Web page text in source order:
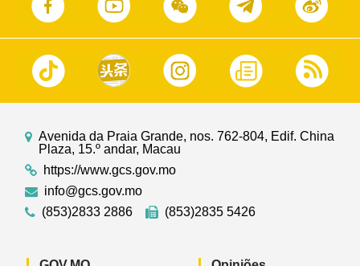
Avenida da Praia Grande, nos. 762-804, Edif. China
Plaza, 15.º andar, Macau
https://www.gcs.gov.mo
info@gcs.gov.mo
(853)2833 2886
(853)2835 5426